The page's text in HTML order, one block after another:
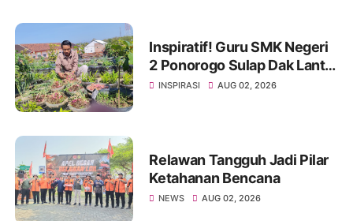
Inspiratif! Guru SMK Negeri
2 Ponorogo Sulap Dak Lantai
3 Jadi Kebun Ketahanan
INSPIRASI AUG 02, 2026
Relawan Tangguh Jadi Pilar
Ketahanan Bencana
NEWS AUG 02, 2026